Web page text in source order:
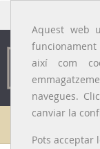
Aquest web
funcionament
així com
navegues.
canviar la
Pots acceptar
Galeria de